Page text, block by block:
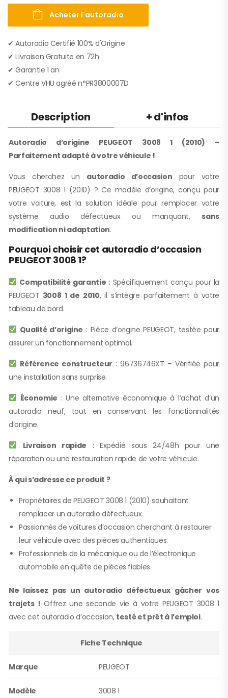
Acheter l'autoradio
✔ Autoradio Certifié 100% d'Origine
✔︎ Livraison Gratuite en 72h
✔︎ Garantie 1 an
✔︎ Centre VHU agréé n°PR3800007D
Description + d'infos
Autoradio d’origine PEUGEOT 3008 1 (2010) –
Parfaitement adapté à votre véhicule !
Vous cherchez un autoradio d’occasion pour votre
PEUGEOT 3008 1 (2010) ? Ce modèle d’origine, conçu pour
votre voiture, est la solution idéale pour remplacer votre
système audio défectueux ou manquant, sans
modification ni adaptation.
Pourquoi choisir cet autoradio d’occasion
PEUGEOT 3008 1?
Compatibilité garantie : Spécifiquement conçu pour la
PEUGEOT 3008 1 de 2010, il s’intègre parfaitement à votre
tableau de bord.
Qualité d’origine : Pièce d’origine PEUGEOT, testée pour
assurer un fonctionnement optimal.
Référence constructeur : 96736746XT – Vérifiée pour
une installation sans surprise.
Économie : Une alternative économique à l’achat d’un
autoradio neuf, tout en conservant les fonctionnalités
d’origine.
Livraison rapide : Expédié sous 24/48h pour une
réparation ou une restauration rapide de votre véhicule.
À qui s’adresse ce produit ?
Propriétaires de PEUGEOT 3008 1 (2010) souhaitant
remplacer un autoradio défectueux.
Passionnés de voitures d’occasion cherchant à restaurer
leur véhicule avec des pièces authentiques.
Professionnels de la mécanique ou de l’électronique
automobile en quête de pièces fiables.
Ne laissez pas un autoradio défectueux gâcher vos
trajets ! Offrez une seconde vie à votre PEUGEOT 3008 1
avec cet autoradio d’occasion, testé et prêt à l’emploi.
Fiche Technique
Marque PEUGEOT
Modèle 3008 1